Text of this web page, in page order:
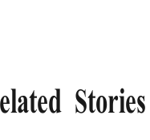
Stories